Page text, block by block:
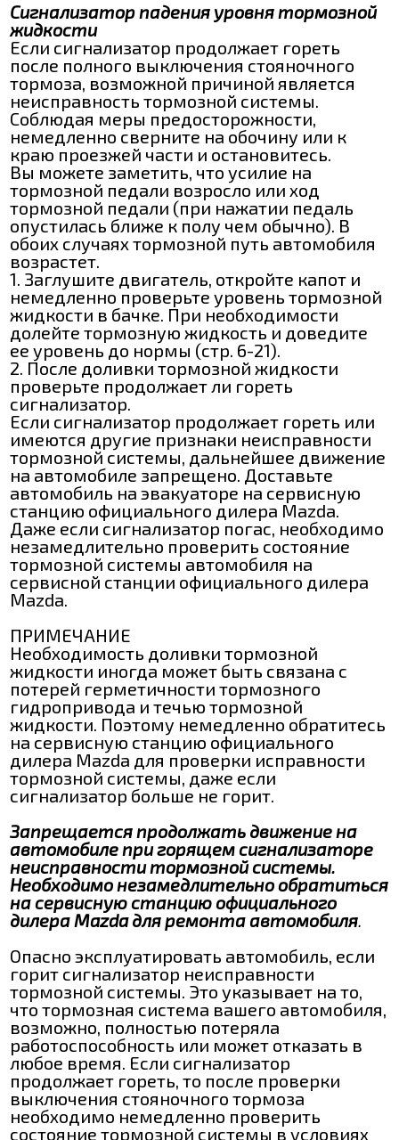
Сигнализатор падения уровня тормозной
жидкости
Если сигнализатор продолжает гореть
после полного выключения стояночного
тормоза, возможной причиной является
неисправность тормозной системы.
Соблюдая меры предосторожности,
немедленно сверните на обочину или к
краю проезжей части и остановитесь.
Вы можете заметить, что усилие на
тормозной педали возросло или ход
тормозной педали (при нажатии педаль
опустилась ближе к полу чем обычно). В
обоих случаях тормозной путь автомобиля
возрастет.
1. Заглушите двигатель, откройте капот и
немедленно проверьте уровень тормозной
жидкости в бачке. При необходимости
долейте тормозную жидкость и доведите
ее уровень до нормы (стр. 6-21).
2. После доливки тормозной жидкости
проверьте продолжает ли гореть
сигнализатор.
Если сигнализатор продолжает гореть или
имеются другие признаки неисправности
тормозной системы, дальнейшее движение
на автомобиле запрещено. Доставьте
автомобиль на эвакуаторе на сервисную
станцию официального дилера Mazda.
Даже если сигнализатор погас, необходимо
незамедлительно проверить состояние
тормозной системы автомобиля на
сервисной станции официального дилера
Mazda.
ПРИМЕЧАНИЕ
Необходимость доливки тормозной
жидкости иногда может быть связана с
потерей герметичности тормозного
гидропривода и течью тормозной
жидкости. Поэтому немедленно обратитесь
на сервисную станцию официального
дилера Mazda для проверки исправности
тормозной системы, даже если
сигнализатор больше не горит.
Запрещается продолжать движение на
автомобиле при горящем сигнализаторе
неисправности тормозной системы.
Необходимо незамедлительно обратиться
на сервисную станцию официального
дилера Mazda для ремонта автомобиля.
Опасно эксплуатировать автомобиль, если
горит сигнализатор неисправности
тормозной системы. Это указывает на то,
что тормозная система вашего автомобиля,
возможно, полностью потеряла
работоспособность или может отказать в
любое время. Если сигнализатор
продолжает гореть, то после проверки
выключения стояночного тормоза
необходимо немедленно проверить
состояние тормозной системы в условиях